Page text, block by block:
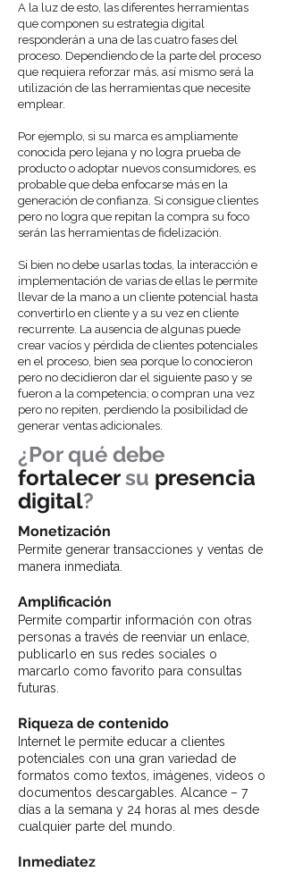
A la luz de esto, las diferentes herramientas
que componen su estrategia digital
responderán a una de las cuatro fases del
proceso. Dependiendo de la parte del proceso
que requiera reforzar más, así mismo será la
utilización de las herramientas que necesite
emplear.
Por ejemplo, si su marca es ampliamente
conocida pero lejana y no logra prueba de
producto o adoptar nuevos consumidores, es
probable que deba enfocarse más en la
generación de confianza. Si consigue clientes
pero no logra que repitan la compra su foco
serán las herramientas de fidelización.
Si bien no debe usarlas todas, la interacción e
implementación de varias de ellas le permite
llevar de la mano a un cliente potencial hasta
convertirlo en cliente y a su vez en cliente
recurrente. La ausencia de algunas puede
crear vacíos y pérdida de clientes potenciales
en el proceso, bien sea porque lo conocieron
pero no decidieron dar el siguiente paso y se
fueron a la competencia; o compran una vez
pero no repiten, perdiendo la posibilidad de
generar ventas adicionales.
¿Por qué debe
fortalecersu presencia
digital?
Monetización
Permite generar transacciones y ventas de
manera inmediata.
Amplificación
Permite compartir información con otras
personas a través de reenviar un enlace,
publicarlo en sus redes sociales o
marcarlo como favorito para consultas
futuras.
Riqueza de contenido
Internet le permite educar a clientes
potenciales con una gran variedad de
formatos como textos, imágenes, videos o
documentos descargables. Alcance – 7
días a la semana y 24 horas al mes desde
cualquier parte del mundo.
Inmediatez